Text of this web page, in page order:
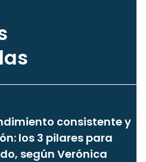
consistente y
los 3 pilares para
según Verónica